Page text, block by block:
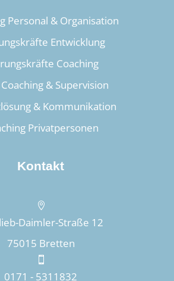
Personal & Organisation
Entwicklung
Coaching
& Supervision
& Kommunikation
Privatpersonen
Kontakt

Daimler-Straße 12
75015 Bretten

0171 - 5311832